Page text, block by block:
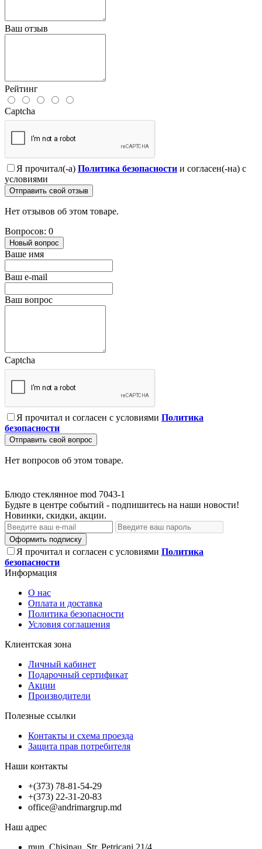
Ваш отзыв
Рейтинг
Captcha
Я прочитал(-а) Политика безопасности и согласен(-на) с
условиями
Отправить свой отзыв
Нет отзывов об этом товаре.
Вопросов: 0
Новый вопрос
Ваше имя
Ваш e-mail
Ваш вопрос
Captcha
Я прочитал и согласен с условиями Политика
безопасности
Отправить свой вопрос
Нет вопросов об этом товаре.
Блюдо стеклянное mod 7043-1
Будьте в центре событий - подпишитесь на наши новости!
Новинки, скидки, акции.
Оформить подписку
Я прочитал и согласен с условиями Политика
безопасности
Информация
О нас
Оплата и доставка
Политика безопасности
Условия соглашения
Клиентская зона
Личный кабинет
Подарочный сертификат
Акции
Производители
Полезные ссылки
Контакты и схема проезда
Защита прав потребителя
Наши контакты
+(373) 78-81-54-29
+(373) 22-31-20-83
office@andrimargrup.md
Наш адрес
mun. Chisinau, Str. Petricani 21/4